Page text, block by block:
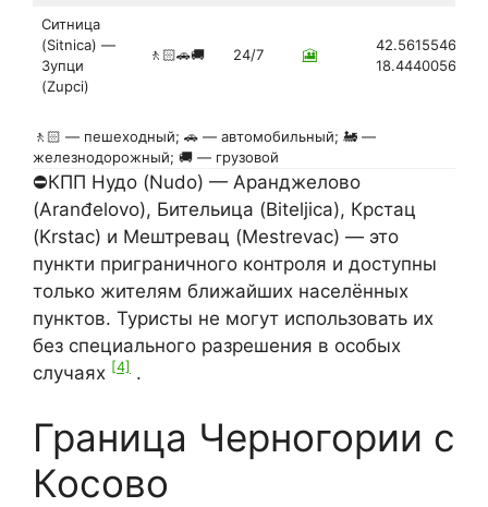
Ситница
(Sitnica) —
Зупци
(Zupci)
🚶🏻🚗🚚 24/7 🎦
🚶🏻 — пешеходный; 🚗 — автомобильный; 🚂 —
железнодорожный; 🚚 — грузовой
⛔КПП Нудо (Nudo) — Аранджелово
(Aranđelovo), Бительица (Biteljica), Крстац
(Krstac) и Мештревац (Mestrevac) — это
пункти приграничного контроля и доступны
только жителям ближайших населённых
пунктов. Туристы не могут использовать их
без специального разрешения в особых
случаях [4] .
Граница Черногории с
Косово